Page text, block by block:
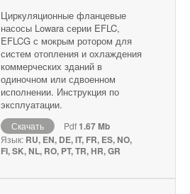
Циркуляционные фланцевые
насосы Lowara серии EFLC,
EFLCG с мокрым ротором для
систем отопления и охлаждения
коммерческих зданий в
одиночном или сдвоенном
исполнении. Инструкция по
эксплуатации.
Скачать Pdf1.67 Mb
Язык: RU, EN, DE, IT, FR, ES, NO,
FI, SK, NL, RO, PT, TR, HR, GR